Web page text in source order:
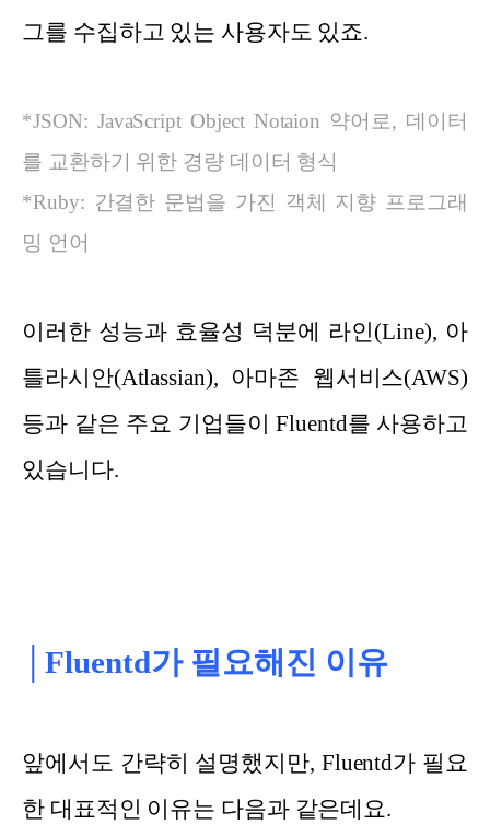
그를 수집하고 있는 사용자도 있죠.
*JSON: JavaScript Object Notaion 약어로, 데이터
를 교환하기 위한 경량 데이터 형식
*Ruby: 간결한 문법을 가진 객체 지향 프로그래
밍 언어
이러한 성능과 효율성 덕분에 라인(Line), 아
틀라시안(Atlassian), 아마존 웹서비스(AWS)
등과 같은 주요 기업들이 Fluentd를 사용하고
있습니다.
│Fluentd가 필요해진 이유
앞에서도 간략히 설명했지만, Fluentd가 필요
한 대표적인 이유는 다음과 같은데요.